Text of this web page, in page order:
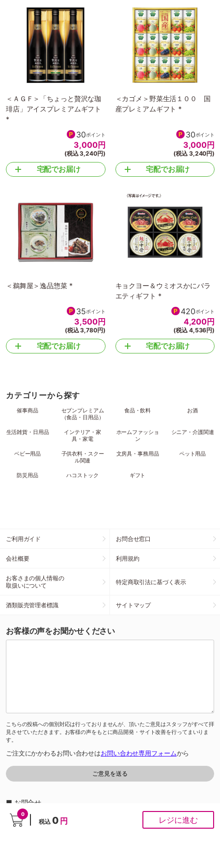
0
税込 0 円 レジに進む
＜ＡＧＦ＞「ちょっと贅沢な珈
琲店」アイスプレミアムギフト
*
30ポイント
3,000円
(税込 3,240円)
宅配でお届け
＜カゴメ＞野菜生活１００ 国
産プレミアムギフト *
30ポイント
3,000円
(税込 3,240円)
宅配でお届け
＜鵜舞屋＞逸品惣菜 *
35ポイント
3,500円
(税込 3,780円)
宅配でお届け
キョクヨー＆ウミオスかにバラ
エティギフト *
420ポイント
4,200円
(税込 4,536円)
宅配でお届け
カテゴリーから探す
催事商品
セブンプレミアム
（食品・日用品）
食品・飲料 お酒
生活雑貨・日用品
インテリア・家
具・家電
ホームファッショ
ン
シニア・介護関連
ベビー用品
子供衣料・スクー
ル関連
文房具・事務用品 ペット用品
防災用品 ハコストック ギフト
ご利用ガイド お問合せ窓口
会社概要 利用規約
お客さまの個人情報の
取扱いについて
特定商取引法に基づく表示
酒類販売管理者標識 サイトマップ
お客様の声をお聞かせください
こちらの投稿への個別対応は行っておりませんが、頂いたご意見はスタッフがすべて拝
見させていただきます。お客様の声をもとに商品開発・サイト改善を行ってまいりま
す。
ご注文にかかわるお問い合わせはお問い合わせ専用フォームから
■ お問合せ
「よくあるご質問」は
0120-37-1947